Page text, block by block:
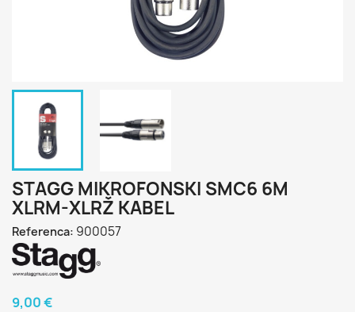
STAGG MIKROFONSKI SMC6 6M
XLRM-XLRŽ KABEL
Referenca: 900057
9,00 €